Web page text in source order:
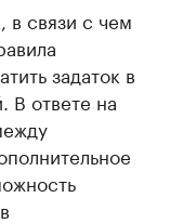
в связи с чем
задаток в
В ответе на